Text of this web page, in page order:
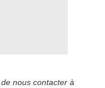
nous contacter à